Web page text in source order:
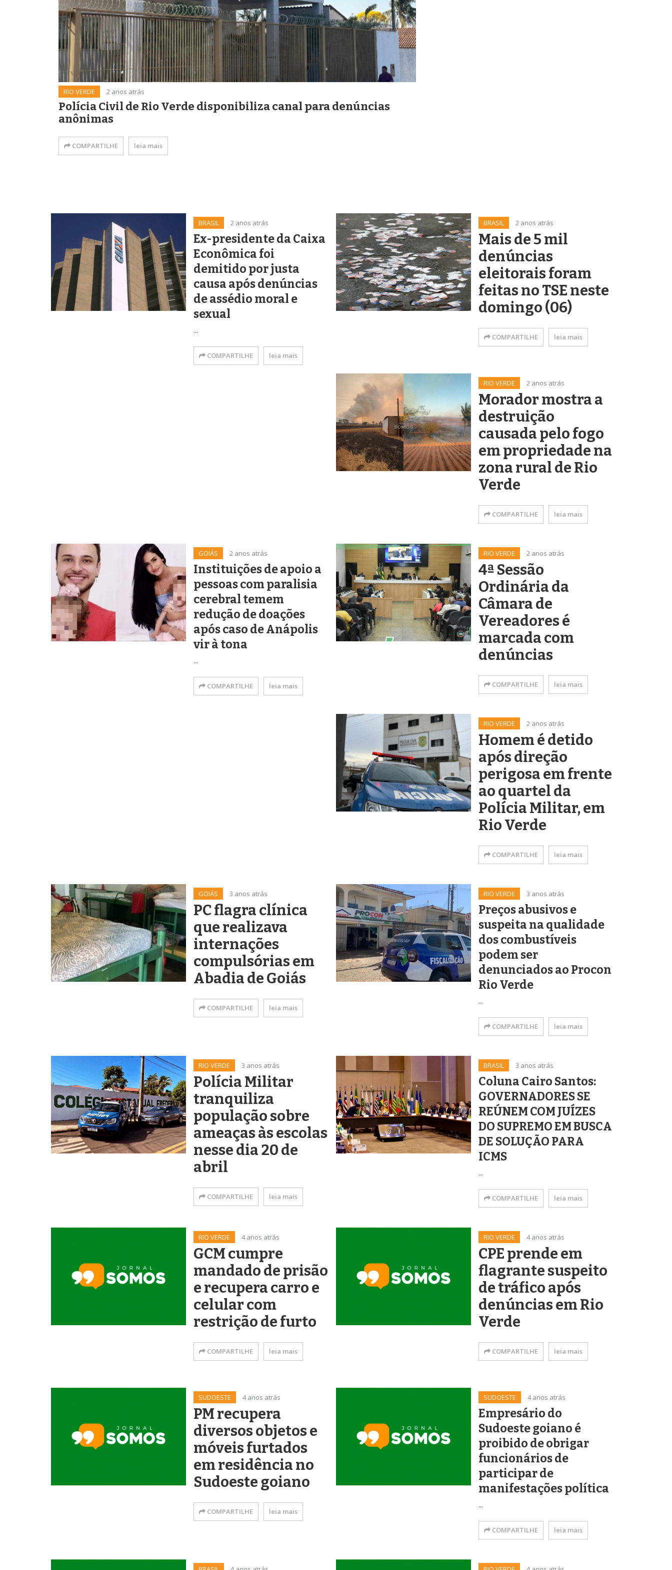
RIO VERDE 2 anos atrás
Polícia Civil de Rio Verde disponibiliza canal para denúncias
anônimas
COMPARTILHE leia mais
BRASIL 2 anos atrás
Ex-presidente da Caixa
Econômica foi
demitido por justa
causa após denúncias
de assédio moral e
sexual
...
COMPARTILHE leia mais
BRASIL 2 anos atrás
Mais de 5 mil
denúncias
eleitorais foram
feitas no TSE neste
domingo (06)
COMPARTILHE leia mais
RIO VERDE 2 anos atrás
Morador mostra a
destruição
causada pelo fogo
em propriedade na
zona rural de Rio
Verde
COMPARTILHE leia mais
GOIÁS 2 anos atrás
Instituições de apoio a
pessoas com paralisia
cerebral temem
redução de doações
após caso de Anápolis
vir à tona
...
COMPARTILHE leia mais
RIO VERDE 2 anos atrás
4ª Sessão
Ordinária da
Câmara de
Vereadores é
marcada com
denúncias
COMPARTILHE leia mais
RIO VERDE 2 anos atrás
Homem é detido
após direção
perigosa em frente
ao quartel da
Polícia Militar, em
Rio Verde
COMPARTILHE leia mais
GOIÁS 3 anos atrás
PC flagra clínica
que realizava
internações
compulsórias em
Abadia de Goiás
COMPARTILHE leia mais
RIO VERDE 3 anos atrás
Preços abusivos e
suspeita na qualidade
dos combustíveis
podem ser
denunciados ao Procon
Rio Verde
...
COMPARTILHE leia mais
RIO VERDE 3 anos atrás
Polícia Militar
tranquiliza
população sobre
ameaças às escolas
nesse dia 20 de
abril
COMPARTILHE leia mais
BRASIL 3 anos atrás
Coluna Cairo Santos:
GOVERNADORES SE
REÚNEM COM JUÍZES
DO SUPREMO EM BUSCA
DE SOLUÇÃO PARA
ICMS
...
COMPARTILHE leia mais
RIO VERDE 4 anos atrás
GCM cumpre
mandado de prisão
e recupera carro e
celular com
restrição de furto
COMPARTILHE leia mais
RIO VERDE 4 anos atrás
CPE prende em
flagrante suspeito
de tráfico após
denúncias em Rio
Verde
COMPARTILHE leia mais
SUDOESTE 4 anos atrás
PM recupera
diversos objetos e
móveis furtados
em residência no
Sudoeste goiano
COMPARTILHE leia mais
SUDOESTE 4 anos atrás
Empresário do
Sudoeste goiano é
proibido de obrigar
funcionários de
participar de
manifestações política
...
COMPARTILHE leia mais